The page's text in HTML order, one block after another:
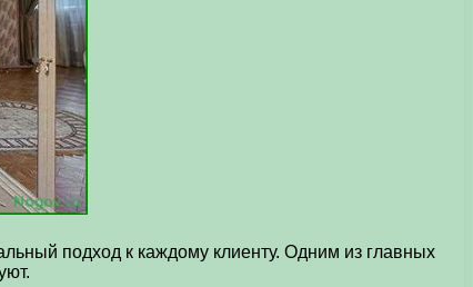
подход к каждому клиенту. Одним из главных